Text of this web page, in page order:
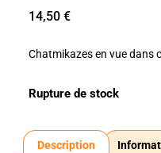
14,50 €
Chatmikazes en vue dans
Rupture de stock
Description